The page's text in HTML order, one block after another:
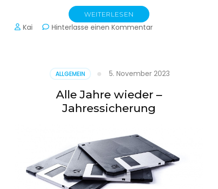
WEITERLESEN
Kai Hinterlasse einen Kommentarzu
ALLGEMEIN 5. November 2023
Alle Jahre wieder –
Jahressicherung